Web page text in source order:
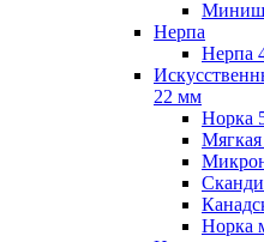
Нерпа
Нерпа
22 мм
Норка
Норка